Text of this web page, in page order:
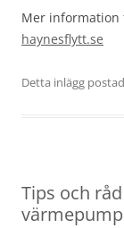
Mer information
haynesflytt.se
Detta inlägg
Tips och
värmepump